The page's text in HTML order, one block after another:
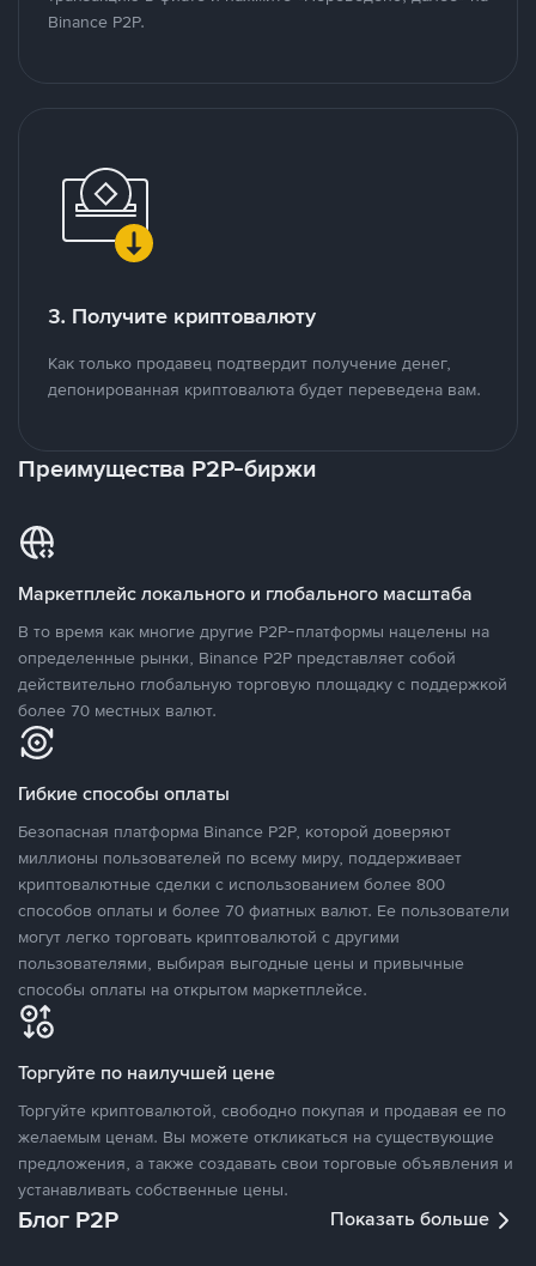
Binance P2P.
3. Получите криптовалюту
Как только продавец подтвердит получение денег,
депонированная криптовалюта будет переведена вам.
Преимущества P2P-биржи
Маркетплейс локального и глобального масштаба
В то время как многие другие P2P-платформы нацелены на
определенные рынки, Binance P2P представляет собой
действительно глобальную торговую площадку с поддержкой
более 70 местных валют.
Гибкие способы оплаты
Безопасная платформа Binance P2P, которой доверяют
миллионы пользователей по всему миру, поддерживает
криптовалютные сделки с использованием более 800
способов оплаты и более 70 фиатных валют. Ее пользователи
могут легко торговать криптовалютой с другими
пользователями, выбирая выгодные цены и привычные
способы оплаты на открытом маркетплейсе.
Торгуйте по наилучшей цене
Торгуйте криптовалютой, свободно покупая и продавая ее по
желаемым ценам. Вы можете откликаться на существующие
предложения, а также создавать свои торговые объявления и
устанавливать собственные цены.
Блог P2P Показать больше